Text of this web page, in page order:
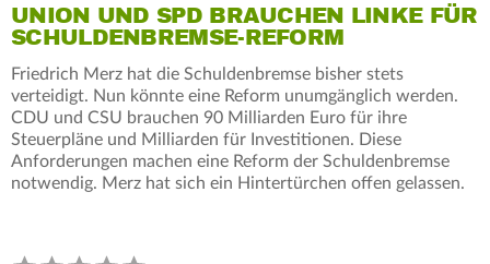
UNION UND SPD BRAUCHEN LINKE FÜR
SCHULDENBREMSE-REFORM
Friedrich Merz hat die Schuldenbremse bisher stets
verteidigt. Nun könnte eine Reform unumgänglich werden.
CDU und CSU brauchen 90 Milliarden Euro für ihre
Steuerpläne und Milliarden für Investitionen. Diese
Anforderungen machen eine Reform der Schuldenbremse
notwendig. Merz hat sich ein Hintertürchen offen gelassen.